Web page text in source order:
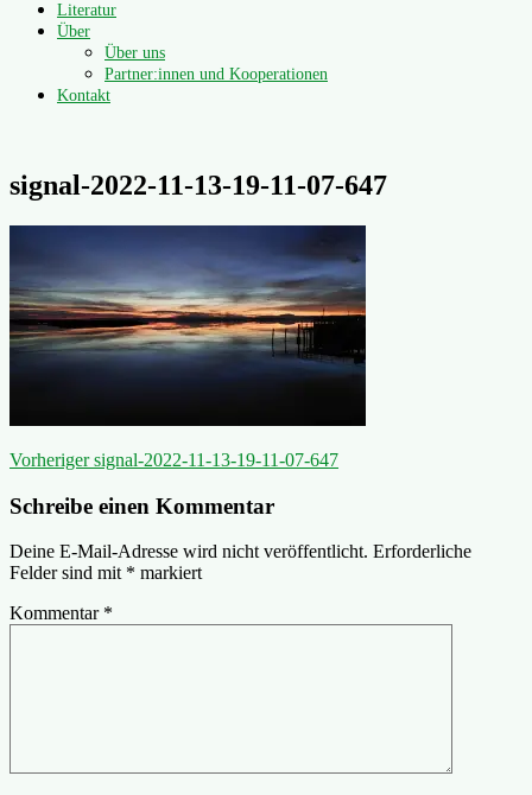
Literatur
Über
Über uns
Partner:innen und Kooperationen
Kontakt
signal-2022-11-13-19-11-07-647
Beitragsnavigation
Vorheriger Vorheriger
signal-2022-11-13-19-11-07-647
Schreibe einen Kommentar
Deine E-Mail-Adresse wird nicht veröffentlicht. Erforderliche
Felder sind mit * markiert
Kommentar *